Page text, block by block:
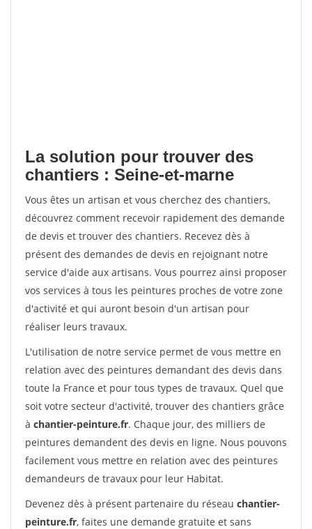
La solution pour trouver des
chantiers : Seine-et-marne
Vous êtes un artisan et vous cherchez des chantiers,
découvrez comment recevoir rapidement des demande
de devis et trouver des chantiers. Recevez dès à
présent des demandes de devis en rejoignant notre
service d'aide aux artisans. Vous pourrez ainsi proposer
vos services à tous les peintures proches de votre zone
d'activité et qui auront besoin d'un artisan pour
réaliser leurs travaux.
L'utilisation de notre service permet de vous mettre en
relation avec des peintures demandant des devis dans
toute la France et pour tous types de travaux. Quel que
soit votre secteur d'activité, trouver des chantiers grâce
à chantier-peinture.fr. Chaque jour, des milliers de
peintures demandent des devis en ligne. Nous pouvons
facilement vous mettre en relation avec des peintures
demandeurs de travaux pour leur Habitat.
Devenez dès à présent partenaire du réseau chantier-
peinture.fr, faites une demande gratuite et sans